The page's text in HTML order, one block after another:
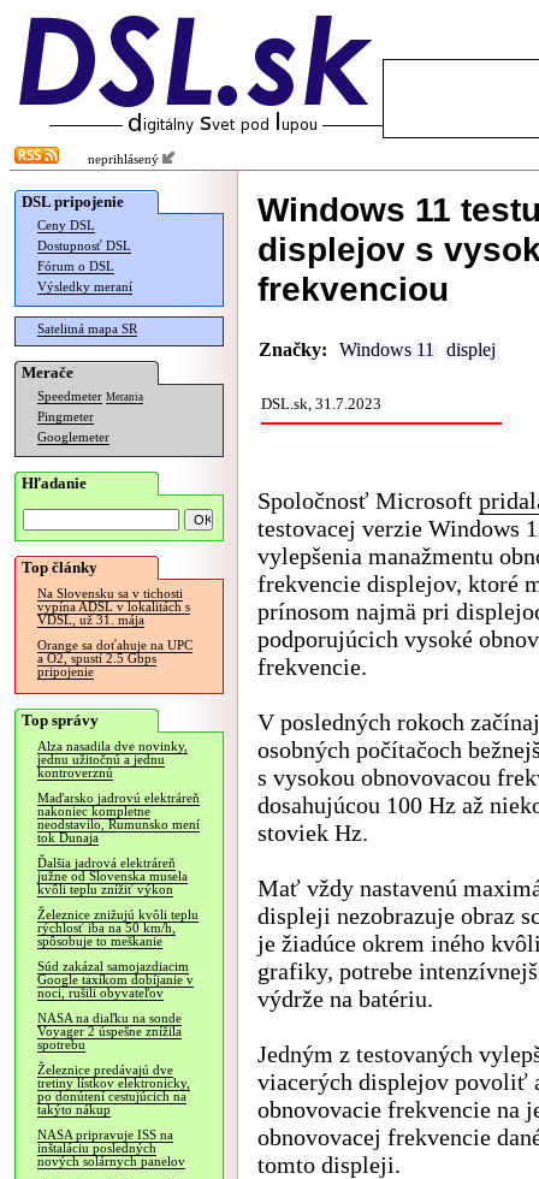
neprihlásený
DSL pripojenie
Ceny DSL
Dostupnosť DSL
Fórum o DSL
Výsledky meraní
Satelitná mapa SR
Merače
Speedmeter Merania
Pingmeter
Googlemeter
Hľadanie
Top články
Na Slovensku sa v tichosti
vypína ADSL v lokalitách s
VDSL, už 31. mája
Orange sa doťahuje na UPC
a O2, spustí 2.5 Gbps
pripojenie
Top správy
Alza nasadila dve novinky,
jednu užitočnú a jednu
kontroverznú
Maďarsko jadrovú elektráreň
nakoniec kompletne
neodstavilo, Rumunsko mení
tok Dunaja
Ďalšia jadrová elektráreň
južne od Slovenska musela
kvôli teplu znížiť výkon
Železnice znižujú kvôli teplu
rýchlosť iba na 50 km/h,
spôsobuje to meškanie
Súd zakázal samojazdiacim
Google taxíkom dobíjanie v
noci, rušili obyvateľov
NASA na diaľku na sonde
Voyager 2 úspešne znížila
spotrebu
Železnice predávajú dve
tretiny lístkov elektronicky,
po donútení cestujúcich na
takýto nákup
NASA pripravuje ISS na
inštaláciu posledných
nových solárnych panelov
Windows 11
displejov s
frekvenciou
Značky: Windows 11 displej
DSL.sk, 31.7.2023
Spoločnosť Microsoft
testovacej verzie Windows
vylepšenia manažmentu
frekvencie displejov, ktoré
prínosom najmä pri
podporujúcich vysoké
frekvencie.
V posledných rokoch
osobných počítačoch
s vysokou obnovovacou
dosahujúcou 100 Hz až
stoviek Hz.
Mať vždy nastavenú
displeji nezobrazuje obraz
je žiadúce okrem iného
grafiky, potrebe
výdrže na batériu.
Jedným z testovaných
viacerých displejov povoliť
obnovovacie frekvencie na
obnovovacej frekvencie
tomto displeji.